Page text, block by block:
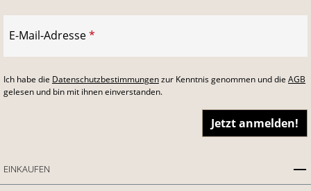
E-Mail-Adresse*
Ich habe die Datenschutzbestimmungenzur Kenntnis genommen und die AGB
gelesen und bin mit ihnen einverstanden.
Jetzt anmelden!
EINKAUFEN